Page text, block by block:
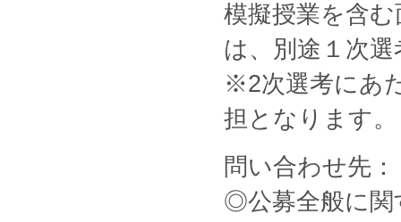
模擬授業を含
は、別途１次
※2次選考にあ
担となります
問い合わせ先：
◎公募全般に関